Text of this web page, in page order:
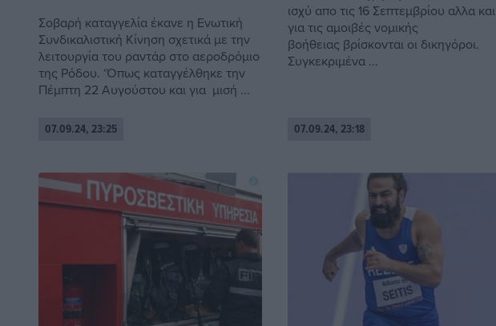
Σοβαρή καταγγελία έκανε η Ενωτική
Συνδικαλιστική Κίνηση σχετικά με την
λειτουργία του ραντάρ στο αεροδρόμιο
της Ρόδου. ‘Όπως καταγγέλθηκε την
Πέμπτη 22 Αυγούστου και για μισή ...
07.09.24, 23:25
ισχύ απο τις 16 Σεπτεμβρίου αλλα και
για τις αμοιβές νομικής
βοήθειας βρίσκονται οι δικηγόροι.
Συγκεκριμένα ...
07.09.24, 23:18